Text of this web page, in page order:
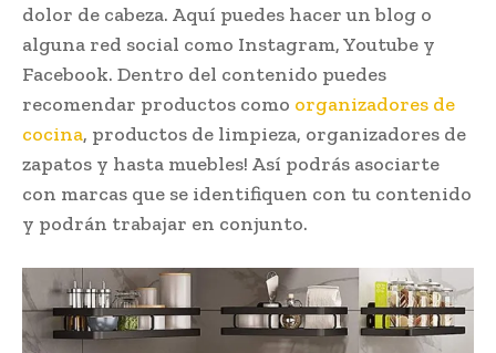
dolor de cabeza. Aquí puedes hacer un blog o
alguna red social como Instagram, Youtube y
Facebook. Dentro del contenido puedes
recomendar productos como organizadores de
cocina, productos de limpieza, organizadores de
zapatos y hasta muebles! Así podrás asociarte
con marcas que se identifiquen con tu contenido
y podrán trabajar en conjunto.